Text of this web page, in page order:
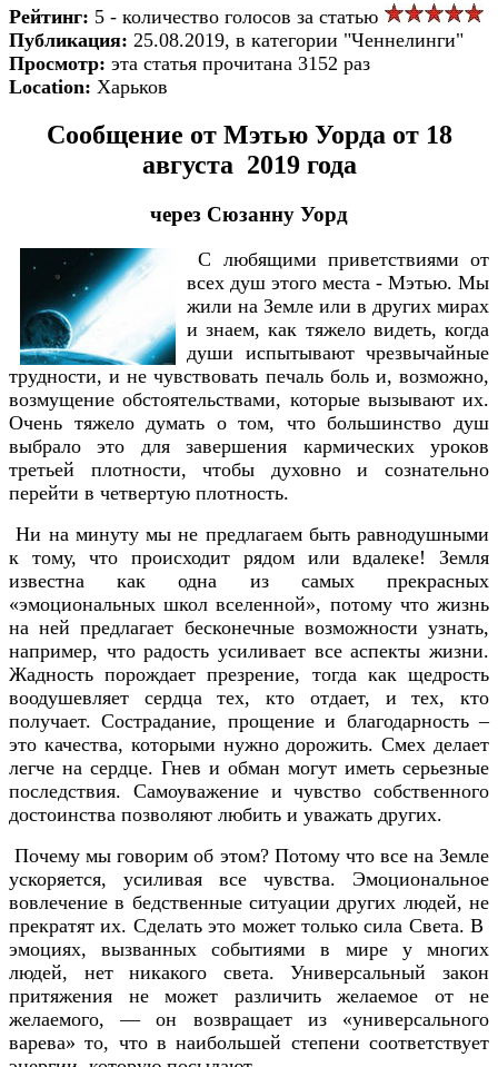
Рейтинг: 5 - количество голосов за статью
Публикация: 25.08.2019, в категории "Ченнелинги"
Просмотр: эта статья прочитана 3152 раз
Location: Харьков
Сообщение от Мэтью Уорда от 18
августа 2019 года
через Сюзанну Уорд
С любящими приветствиями от
всех душ этого места - Мэтью. Мы
жили на Земле или в других мирах
и знаем, как тяжело видеть, когда
души испытывают чрезвычайные
трудности, и не чувствовать печаль боль и, возможно,
возмущение обстоятельствами, которые вызывают их.
Очень тяжело думать о том, что большинство душ
выбрало это для завершения кармических уроков
третьей плотности, чтобы духовно и сознательно
перейти в четвертую плотность.
Ни на минуту мы не предлагаем быть равнодушными
к тому, что происходит рядом или вдалеке! Земля
известна как одна из самых прекрасных
«эмоциональных школ вселенной», потому что жизнь
на ней предлагает бесконечные возможности узнать,
например, что радость усиливает все аспекты жизни.
Жадность порождает презрение, тогда как щедрость
воодушевляет сердца тех, кто отдает, и тех, кто
получает. Сострадание, прощение и благодарность –
это качества, которыми нужно дорожить. Смех делает
легче на сердце. Гнев и обман могут иметь серьезные
последствия. Самоуважение и чувство собственного
достоинства позволяют любить и уважать других.
Почему мы говорим об этом? Потому что все на Земле
ускоряется, усиливая все чувства. Эмоциональное
вовлечение в бедственные ситуации других людей, не
прекратят их. Сделать это может только сила Света. В
эмоциях, вызванных событиями в мире у многих
людей, нет никакого света. Универсальный закон
притяжения не может различить желаемое от не
желаемого, — он возвращает из «универсального
варева» то, что в наибольшей степени соответствует